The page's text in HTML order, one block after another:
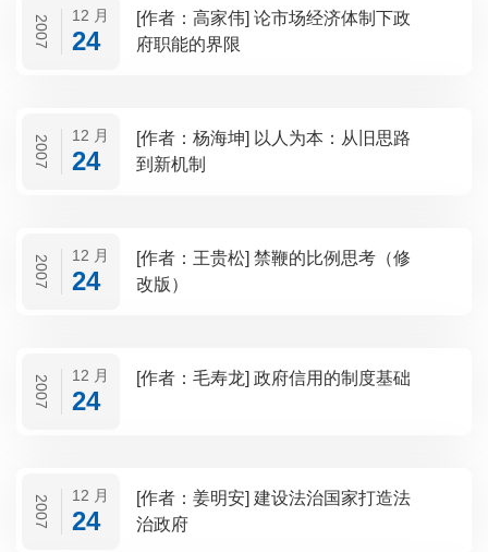
2007 12 月
24
[作者：高家伟] 论市场经济体制下政
府职能的界限
2007 12 月
24
[作者：杨海坤] 以人为本：从旧思路
到新机制
2007 12 月
24
[作者：王贵松] 禁鞭的比例思考（修
改版）
2007 12 月
24
[作者：毛寿龙] 政府信用的制度基础
2007 12 月
24
[作者：姜明安] 建设法治国家打造法
治政府